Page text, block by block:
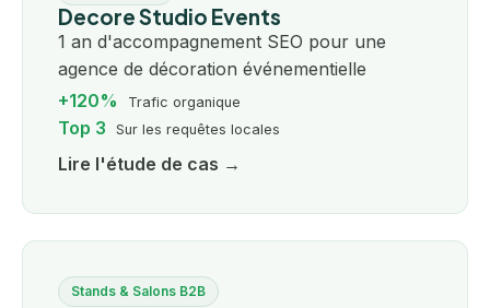
Decore Studio Events
1 an d'accompagnement SEO pour une
agence de décoration événementielle
+120%
Trafic organique
Top 3 Sur les requêtes locales
Lire l'étude de cas →
Stands & Salons B2B